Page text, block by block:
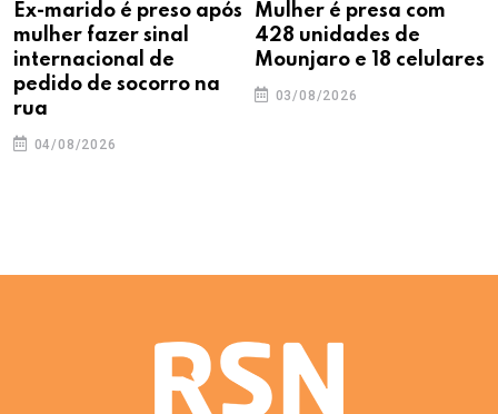
Ex-marido é preso após
mulher fazer sinal
internacional de
pedido de socorro na
rua
04/08/2026
Mulher é presa com
428 unidades de
Mounjaro e 18 celulares
03/08/2026